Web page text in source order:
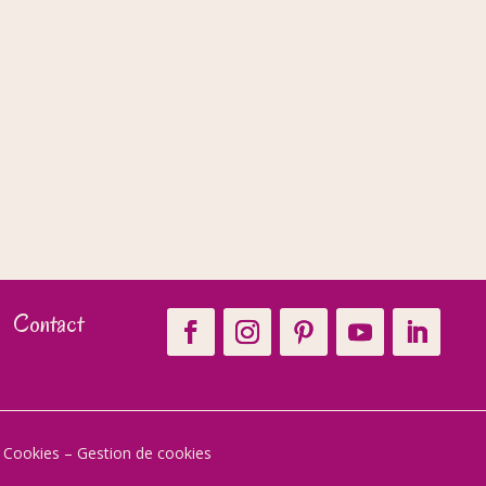
Contact
– Gestion de cookies